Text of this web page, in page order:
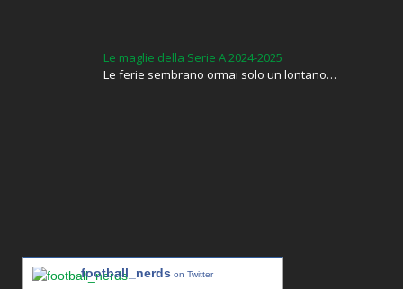
Le maglie della Serie A 2024-2025
Le ferie sembrano ormai solo un lontano…
football_nerds on Twitter